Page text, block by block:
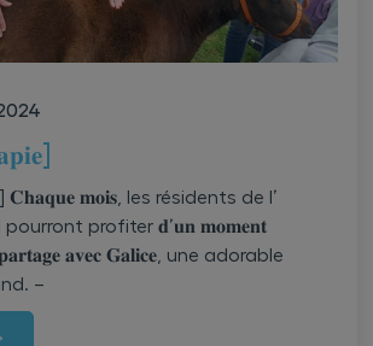
𝐂𝐡𝐚𝐪𝐮𝐞 𝐦𝐨𝐢𝐬, les résidents de l’
pourront profiter 𝐝’𝐮𝐧 𝐦𝐨𝐦𝐞𝐧𝐭
𝐚𝐯𝐞𝐜 𝐆𝐚𝐥𝐢𝐜𝐞, une adorable
–